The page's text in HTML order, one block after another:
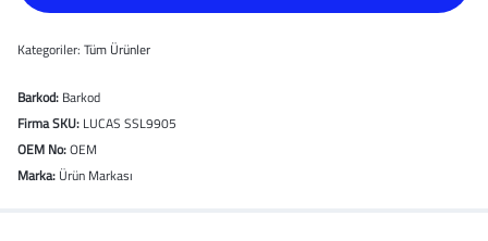
Kategoriler: Tüm Ürünler
Barkod: Barkod
Firma SKU: LUCAS SSL9905
OEM No:OEM
Marka: Ürün Markası